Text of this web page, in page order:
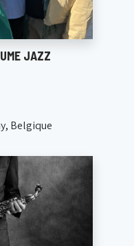
JAZZ
Belgique